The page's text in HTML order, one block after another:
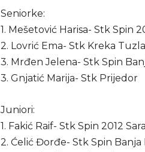
Seniorke:
1. Mešetović Harisa- Stk Spin
2. Lovrić Ema- Stk Kreka Tuzla
3. Mrđen Jelena- Stk Spin
3. Gnjatić Marija- Stk Prijedor
Juniori:
1. Fakić Raif- Stk Spin 2012
2. Ćelić Đorđe- Stk Spin Banja